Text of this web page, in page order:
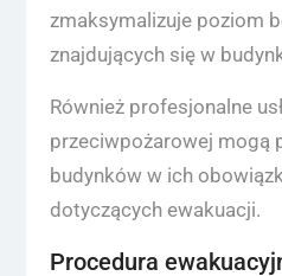
zmaksymalizuje poziom
znajdujących się w
Również profesjonalne
przeciwpożarowej mogą
budynków w ich
dotyczących ewakuacji.
Procedura